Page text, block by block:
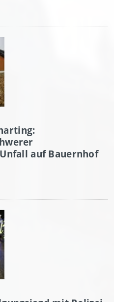
auf Bauernhof